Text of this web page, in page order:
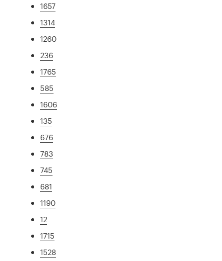
1657
1314
1260
236
1765
585
1606
135
676
783
745
681
1190
12
1715
1528